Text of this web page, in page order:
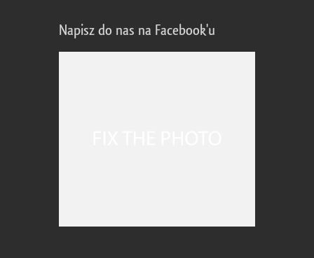
Napisz do nas na Facebook'u